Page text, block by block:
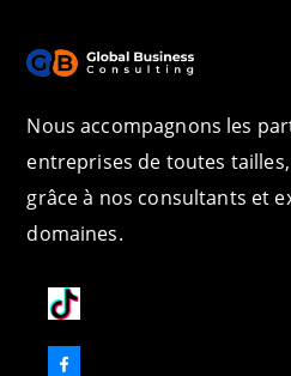
Nous accompagnons les
entreprises de toutes
grâce à nos consultants et
domaines.